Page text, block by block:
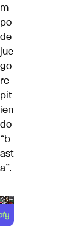
m
po
de
jue
go
re
pit
ien
do
“b
ast
a”.